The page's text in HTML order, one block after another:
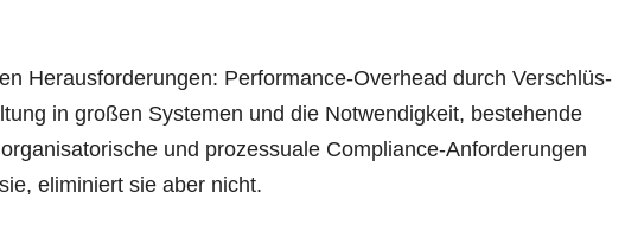
Her­aus­for­de­run­gen: Per­for­mance-Over­head durch Ver­schlüs­
in gro­ßen Sys­te­men und die Not­wen­dig­keit, bestehen­de
und pro­zes­sua­le Com­pli­ance-Anfor­de­run­gen
eli­mi­niert sie aber nicht.